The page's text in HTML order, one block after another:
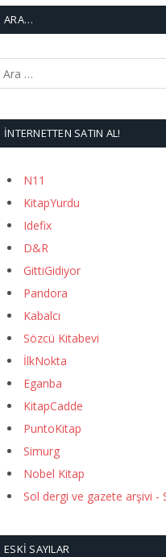
ARA…
İNTERNETTEN SATIN AL!
N11
KitapYurdu
Idefix
D&R
GittiGidiyor
Pandora
Kabalcı
Sözcü Kitabevi
İlkNokta
Eganba
KitapCadde
PuntoKitap
Simurg
Nobel Kitap
Sol dergi ve gazete arşivi -
ESKI SAYILAR